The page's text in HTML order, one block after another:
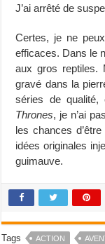
J’ai arrêté de
Certes, je ne
efficaces. Dans le
aux gros
gravé dans la
séries de qualité,
Thrones, je n’ai
les chances
idées originales
guimauve.
Tags ACTION